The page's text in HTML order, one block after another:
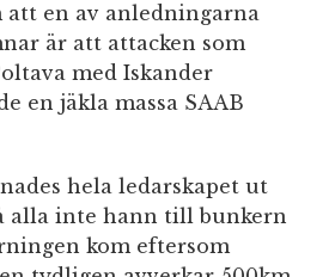
att en av anledningarna
är att attacken som
med Iskander
en jäkla massa SAAB
hela ledarskapet ut
alla inte hann till bunkern
kom eftersom